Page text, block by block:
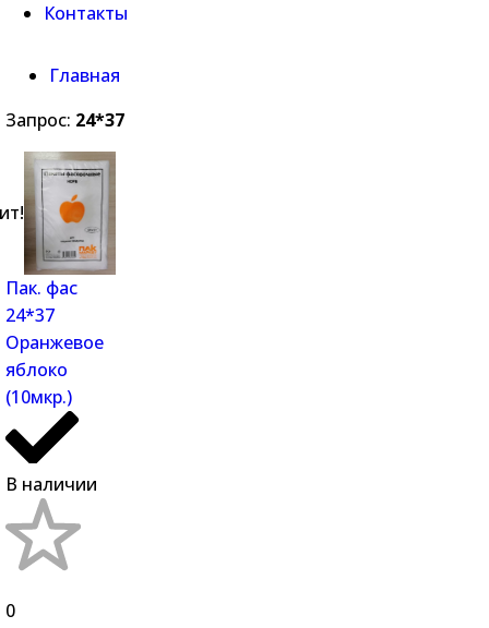
Контакты
Главная
Запрос: 24*37
Пак. фас
24*37
Оранжевое
яблоко
(10мкр.)
В наличии
0